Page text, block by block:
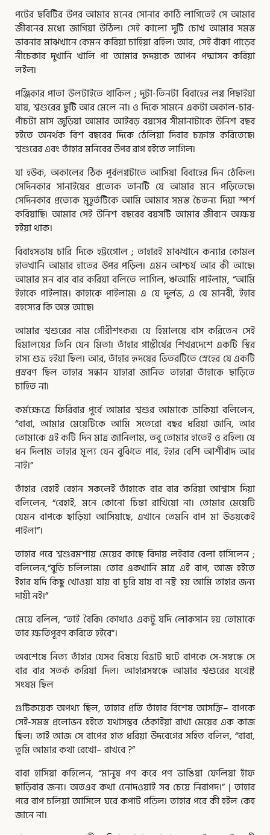
পটের ছবিটির উপর আমার মনের সােনার কাঠি লাগিতেই সে আমার
জীবনের মধ্যে জাগিয়া উঠিল৷ সেই কালাে দুটি চোখ আমার সমস্ত
ভাবনার মাঝখানে কেমন করিয়া চাহিয়া রহিল৷ আর, সেই বাঁকা পাড়ের
নীচেকার দুখানি খালি পা আমার হৃদয়কে আপন পদ্মাসন করিয়া
লইল৷
পঞ্জিকার পাতা উলটাইতে থাকিল ; দুটা-তিনটা বিবাহের লগ্ন পিছাইয়া
যায়, শ্বশুরের ছুটি আর মেলে না। ও দিকে সামনে একটা অকাল-চার-
পাঁচটা মাস জুড়িয়া আমার আইবড় বয়সের সীমানাটাকে উনিশ বছর
হইতে অনর্থক বিশ বছরের দিকে ঠেলিয়া দিবার চক্রান্ত করিতেছে৷
শ্বশুরের এবং তাঁহার মনিবের উপর রাগ হইতে লাগিল৷
যা হউক, অকালের ঠিক পূর্বলগ্নটাতে আসিয়া বিবাহের দিন ঠেকিল৷
সেদিনকার সানাইয়ের প্রত্যেক তানটি যে আমার মনে পড়িতেছে৷
সেদিনকার প্রত্যেক মুহূর্তটিকে আমি আমার সমস্ত চৈতন্য দিয়া স্পর্শ
করিয়াছি৷ আমার সেই উনিশ বছরের বয়সটি আমার জীবনে অক্ষয়
হইয়া থাক।
বিবাহসভায় চারি দিকে হট্টগোেল ; তাহারই মাঝখানে কন্যার কোমল
হাতখানি আমার হাতের উপর পড়িল৷ এমন আশ্চর্য আর কী আছে৷
আমার মন বার বার করিয়া বলিতে লাগিল, ঋআমি পাইলাম, “আমি
ইহাকে পাইলাম। কাহাকে পাইলাম৷ এ যে দুর্লভ, এ যে মানবী, ইহার
রহস্যের কি অন্ত আছে৷
আমার শ্বশুরের নাম গৌরীশংকর৷ যে হিমালয়ে বাস করিতেন সেই
হিমালয়ের তিনি যেন মিতা৷ তাঁহার গাম্ভীর্যের শিখরদেশে একটি স্থির
হাস্য শুভ্র হইয়া ছিল৷ আর, তাঁহার হৃদয়ের ভিতরটিতে স্নেহের যে একটি
প্রস্রবণ ছিল তাহার সন্ধান যাহারা জানিত তাহারা তাঁহাকে ছাড়িতে
চাহিত না৷
কর্মক্ষেত্রে ফিরিবার পূর্বে আমার শ্বশুর আমাকে ডাকিয়া বলিলেন,
“বাবা, আমার মেয়েটিকে আমি সতেরাে বছর ধরিয়া জানি, আর
তােমাকে এই কটি দিন মাত্র জানিলাম, তবু তােমার হাতেই ও রহিল৷ যে
ধন দিলাম তাহার মূল্য যেন বুঝিতে পার, ইহার বেশি আশীর্বাদ আর
নাই।”
তাঁহার বেহাই বেহান সকলেই তাঁহাকে বার বার করিয়া আশ্বাস দিয়া
বলিলেন, “বেহাই, মনে কোনাে চিন্তা রাখিয়াে না। তােমার মেয়েটি
যেমন বাপকে ছাড়িয়া আসিয়াছে, এখানে তেমনি বাপ মা উভয়কেই
পাইলা”।
তাহার পরে শ্বশুরমশায় মেয়ের কাছে বিদায় লইবার বেলা হাসিলেন ;
বলিলেন,“বুড়ি চলিলাম৷ তাের একখানি মাত্র এই বাপ, আজ হইতে
ইহার যদি কিছু খােওয়া যায় বা চুরি যায় বা নষ্ট হয় আমি তাহার জন্য
দায়ী নই।”
মেয়ে বলিল, “তাই বৈকি৷ কোথাও একটু যদি লােকসান হয় তােমাকে
তার ক্ষতিপূরণ করিতে হইবে”।
অবশেষে নিত্য তাঁহার যেসব বিষয়ে বিভ্রাট ঘটে বাপকে সে-সম্বন্ধে সে
বার বার সতর্ক করিয়া দিল৷ আহারসম্বন্ধে আমার শ্বশুরের যথেষ্ট
সংযম ছিল
গুটিকয়েক অপথ্য ছিল, তাহার প্রতি তাঁহার বিশেষ আসক্তি– বাপকে
সেই-সমস্ত প্রলােভন হইতে যথাসম্ভব ঠেকাইয়া রাখা মেয়ের এক কাজ
ছিল৷ তাই আজ সে বাপের হাত ধরিয়া উদবেগের সহিত বলিল, “বাবা,
তুমি আমার কথা রেখাে– রাখবে ?”
বাবা হাসিয়া কহিলেন, “মানুষ পণ করে পণ ভাঙিয়া ফেলিয়া হাঁফ
ছাড়িবার জন্য। অতএব কথা নােেদওয়াই সব চেয়ে নিরাপদ।” | তাহার
পরে বাপ চলিয়া আসিলে ঘরে কপাট পড়িল৷ তাহার পরে কী হইল কেহ
জানে না।